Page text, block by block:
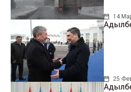
14
25